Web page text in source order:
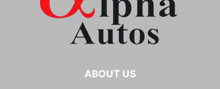
ABOUT US